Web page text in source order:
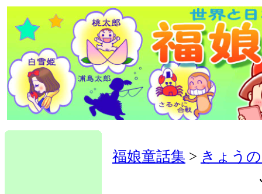
福娘童話集 > きょう